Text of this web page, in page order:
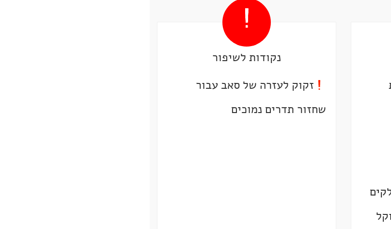
נקודות לשיפור
זקוק לעזרה של סאב עבור
שחזור תדרים נמוכים